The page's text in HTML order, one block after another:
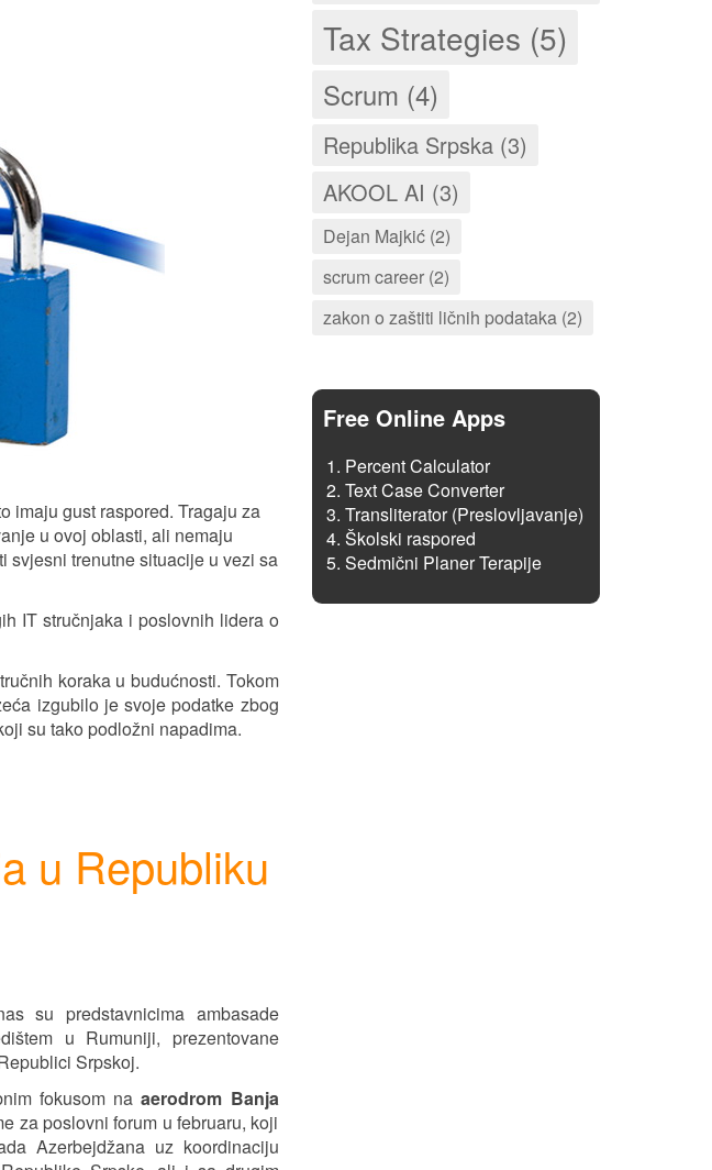
imaju gust raspored. Tragaju za
u ovoj oblasti, ali nemaju
svjesni trenutne situacije u vezi sa
IT stručnjaka i poslovnih lidera o
koraka u budućnosti. Tokom
izgubilo je svoje podatke zbog
su tako podložni napadima.
u Republiku
su predstavnicima ambasade
u Rumuniji, prezentovane
Srpskoj.
fokusom naaerodrom Banja
za poslovni forum u februaru, koji
Azerbejdžana uz koordinaciju
Tax Strategies (5)
Scrum (4)
Republika Srpska (3)
AKOOL AI (3)
Dejan Majkić (2)
scrum career (2)
zakon o zaštiti ličnih podataka (2)
Free Online Apps
Percent Calculator
Text Case Converter
Transliterator (Preslovljavanje)
Školski raspored
Sedmični Planer Terapije